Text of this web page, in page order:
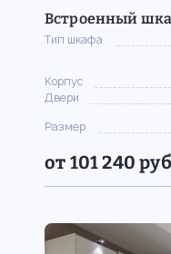
Встроенный
Тип шкафа
Корпус
Двери
Размер
от 101 240